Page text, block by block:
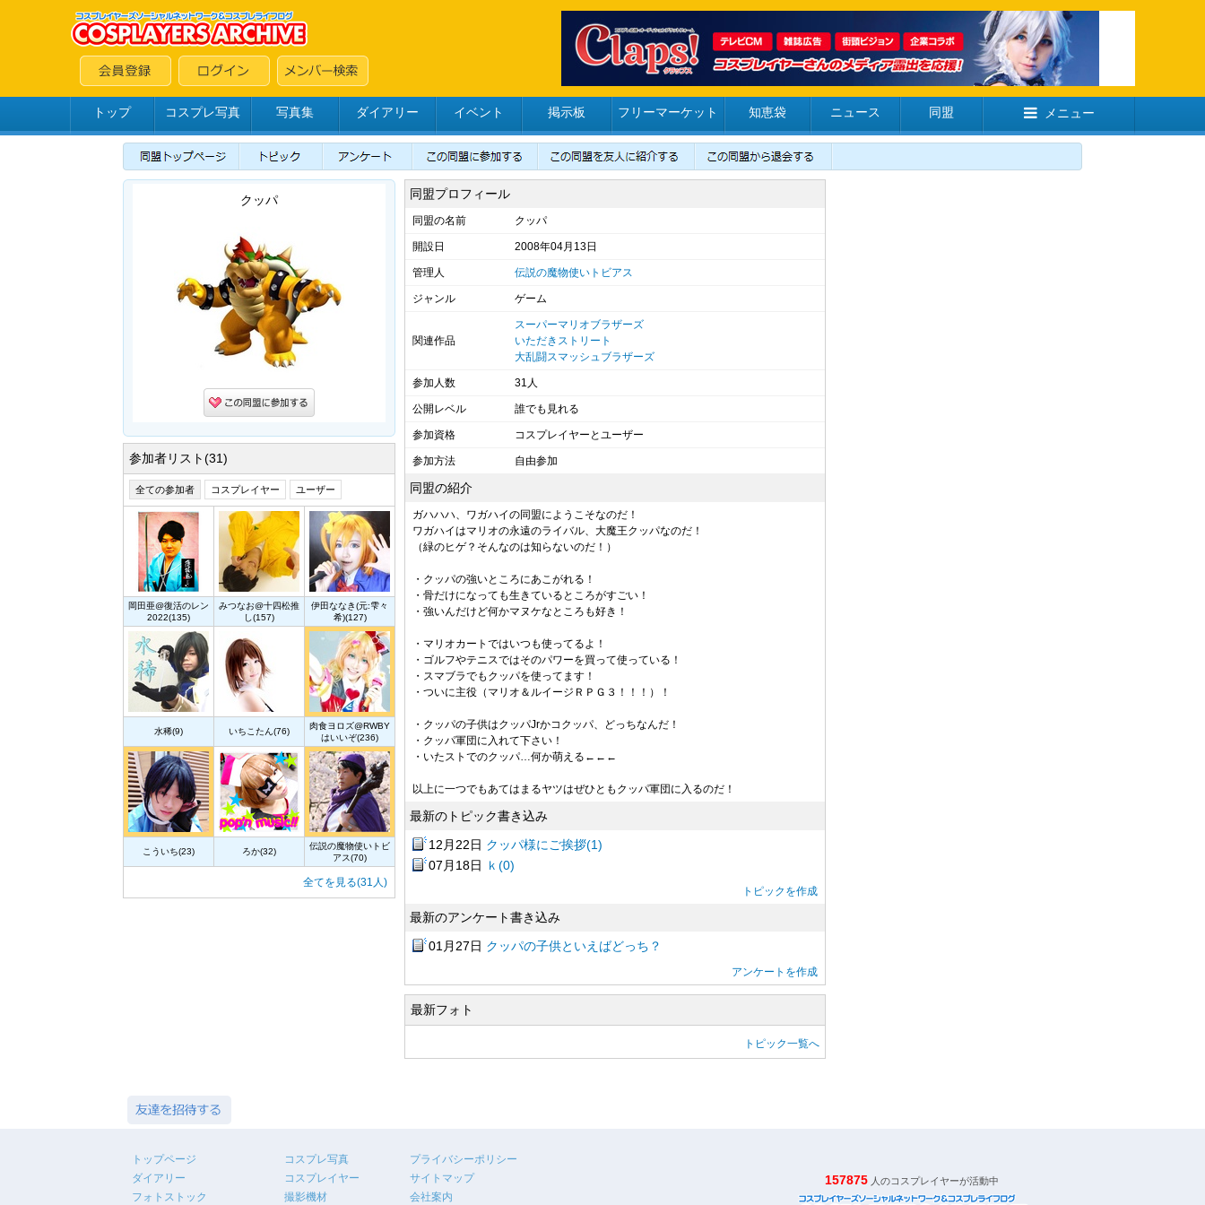
トップ コスプレ写真 写真集 ダイアリー イベント 掲示板 フリーマーケット 知恵袋 ニュース 同盟 メニュー
クッパ
参加者リスト(31)
全ての参加者 コスプレイヤー ユーザー
岡田亜@復活のレン
2022(135)
みつなお@十四松推
し(157)
伊田ななき(元:雫々
希)(127)
水稀(9) いちこたん(76)
肉食ヨロズ@RWBY
はいいぞ(236)
こういち(23) ろか(32)
伝説の魔物使いトビ
アス(70)
全てを見る(31人)
同盟プロフィール
同盟の名前 クッパ
開設日 2008年04月13日
管理人 伝説の魔物使いトビアス
ジャンル ゲーム
関連作品
スーパーマリオブラザーズ
いただきストリート
大乱闘スマッシュブラザーズ
参加人数 31人
公開レベル 誰でも見れる
参加資格 コスプレイヤーとユーザー
参加方法 自由参加
同盟の紹介
ガハハハ、ワガハイの同盟にようこそなのだ！
ワガハイはマリオの永遠のライバル、大魔王クッパなのだ！
（緑のヒゲ？そんなのは知らないのだ！）
・クッパの強いところにあこがれる！
・骨だけになっても生きているところがすごい！
・強いんだけど何かマヌケなところも好き！
・マリオカートではいつも使ってるよ！
・ゴルフやテニスではそのパワーを買って使っている！
・スマブラでもクッパを使ってます！
・ついに主役（マリオ＆ルイージＲＰＧ３！！！）！
・クッパの子供はクッパJrかコクッパ、どっちなんだ！
・クッパ軍団に入れて下さい！
・いたストでのクッパ…何か萌える←←←
以上に一つでもあてはまるヤツはぜひともクッパ軍団に入るのだ！
最新のトピック書き込み
12月22日 クッパ様にご挨拶(1)
07月18日
ｋ(0)
トピックを作成
最新のアンケート書き込み
01月27日 クッパの子供といえばどっち？
アンケートを作成
最新フォト
トピック一覧へ
トップページ
ダイアリー
フォトストック
コスプレ写真
コスプレイヤー
撮影機材
プライバシーポリシー
サイトマップ
会社案内
157875 人のコスプレイヤーが活動中